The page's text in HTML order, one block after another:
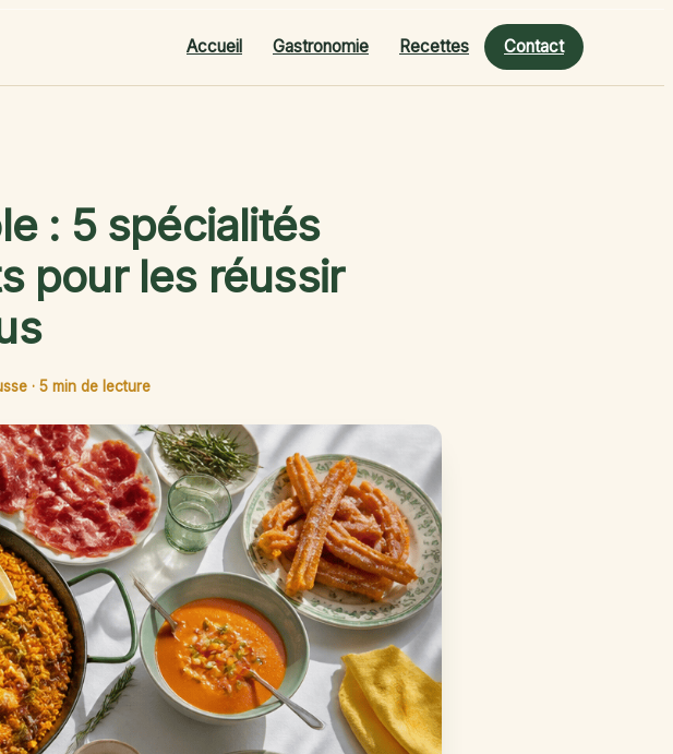
Accueil Gastronomie Recettes Contact
: 5 spécialités
pour les réussir
· 5 min de lecture